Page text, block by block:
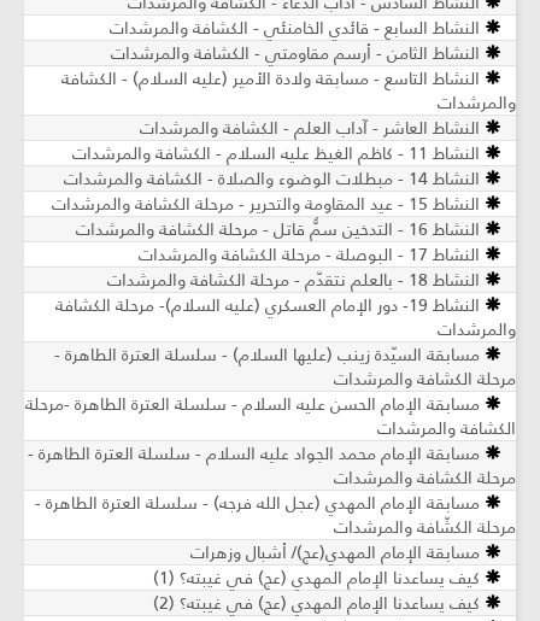
النشاط السابع - قائدي الخامنئي - الكشافة والمرشدات
النشاط الثامن - أرسم مقاومتي - الكشافة والمرشدات
النشاط التاسع - مسابقة ولادة الأمير (عليه السلام) - الكشافة
والمرشدات
النشاط العاشر - آداب العلم - الكشافة والمرشدات
النشاط 11 - كاظم الغيظ عليه السلام - الكشافة والمرشدات
النشاط 14 - مبطلات الوضوء والصلاة - الكشافة والمرشدات
النشاط 15 - عيد المقاومة والتحرير - مرحلة الكشافة والمرشدات
النشاط 16 - التدخين سمٌّ قاتل - مرحلة الكشافة والمرشدات
النشاط 17 - البوصلة - مرحلة الكشافة والمرشدات
النشاط 18 - بالعلم نتقدّم - مرحلة الكشافة والمرشدات
النشاط 19- دور الإمام العسكري (عليه السلام)- مرحلة الكشافة
والمرشدات
مسابقة السيّدة زينب (عليها السلام) - سلسلة العترة الطاهرة -
مرحلة الكشافة والمرشدات
مسابقة الإمام الحسن عليه السلام - سلسلة العترة الطاهرة -مرحلة
الكشافة والمرشدات
مسابقة الإمام محمد الجواد عليه السلام - سلسلة العترة الطاهرة -
مرحلة الكشافة والمرشدات
مسابقة الإمام المهدي (عجل الله فرجه) - سلسلة العترة الطاهرة -
مرحلة الكشّافة والمرشدات
مسابقة الإمام المهدي(عج)/ أشبال وزهرات
كيف يساعدنا الإمام المهدي (عج) في غيبته؟ (1)
كيف يساعدنا الإمام المهدي (عج) في غيبته؟ (2)